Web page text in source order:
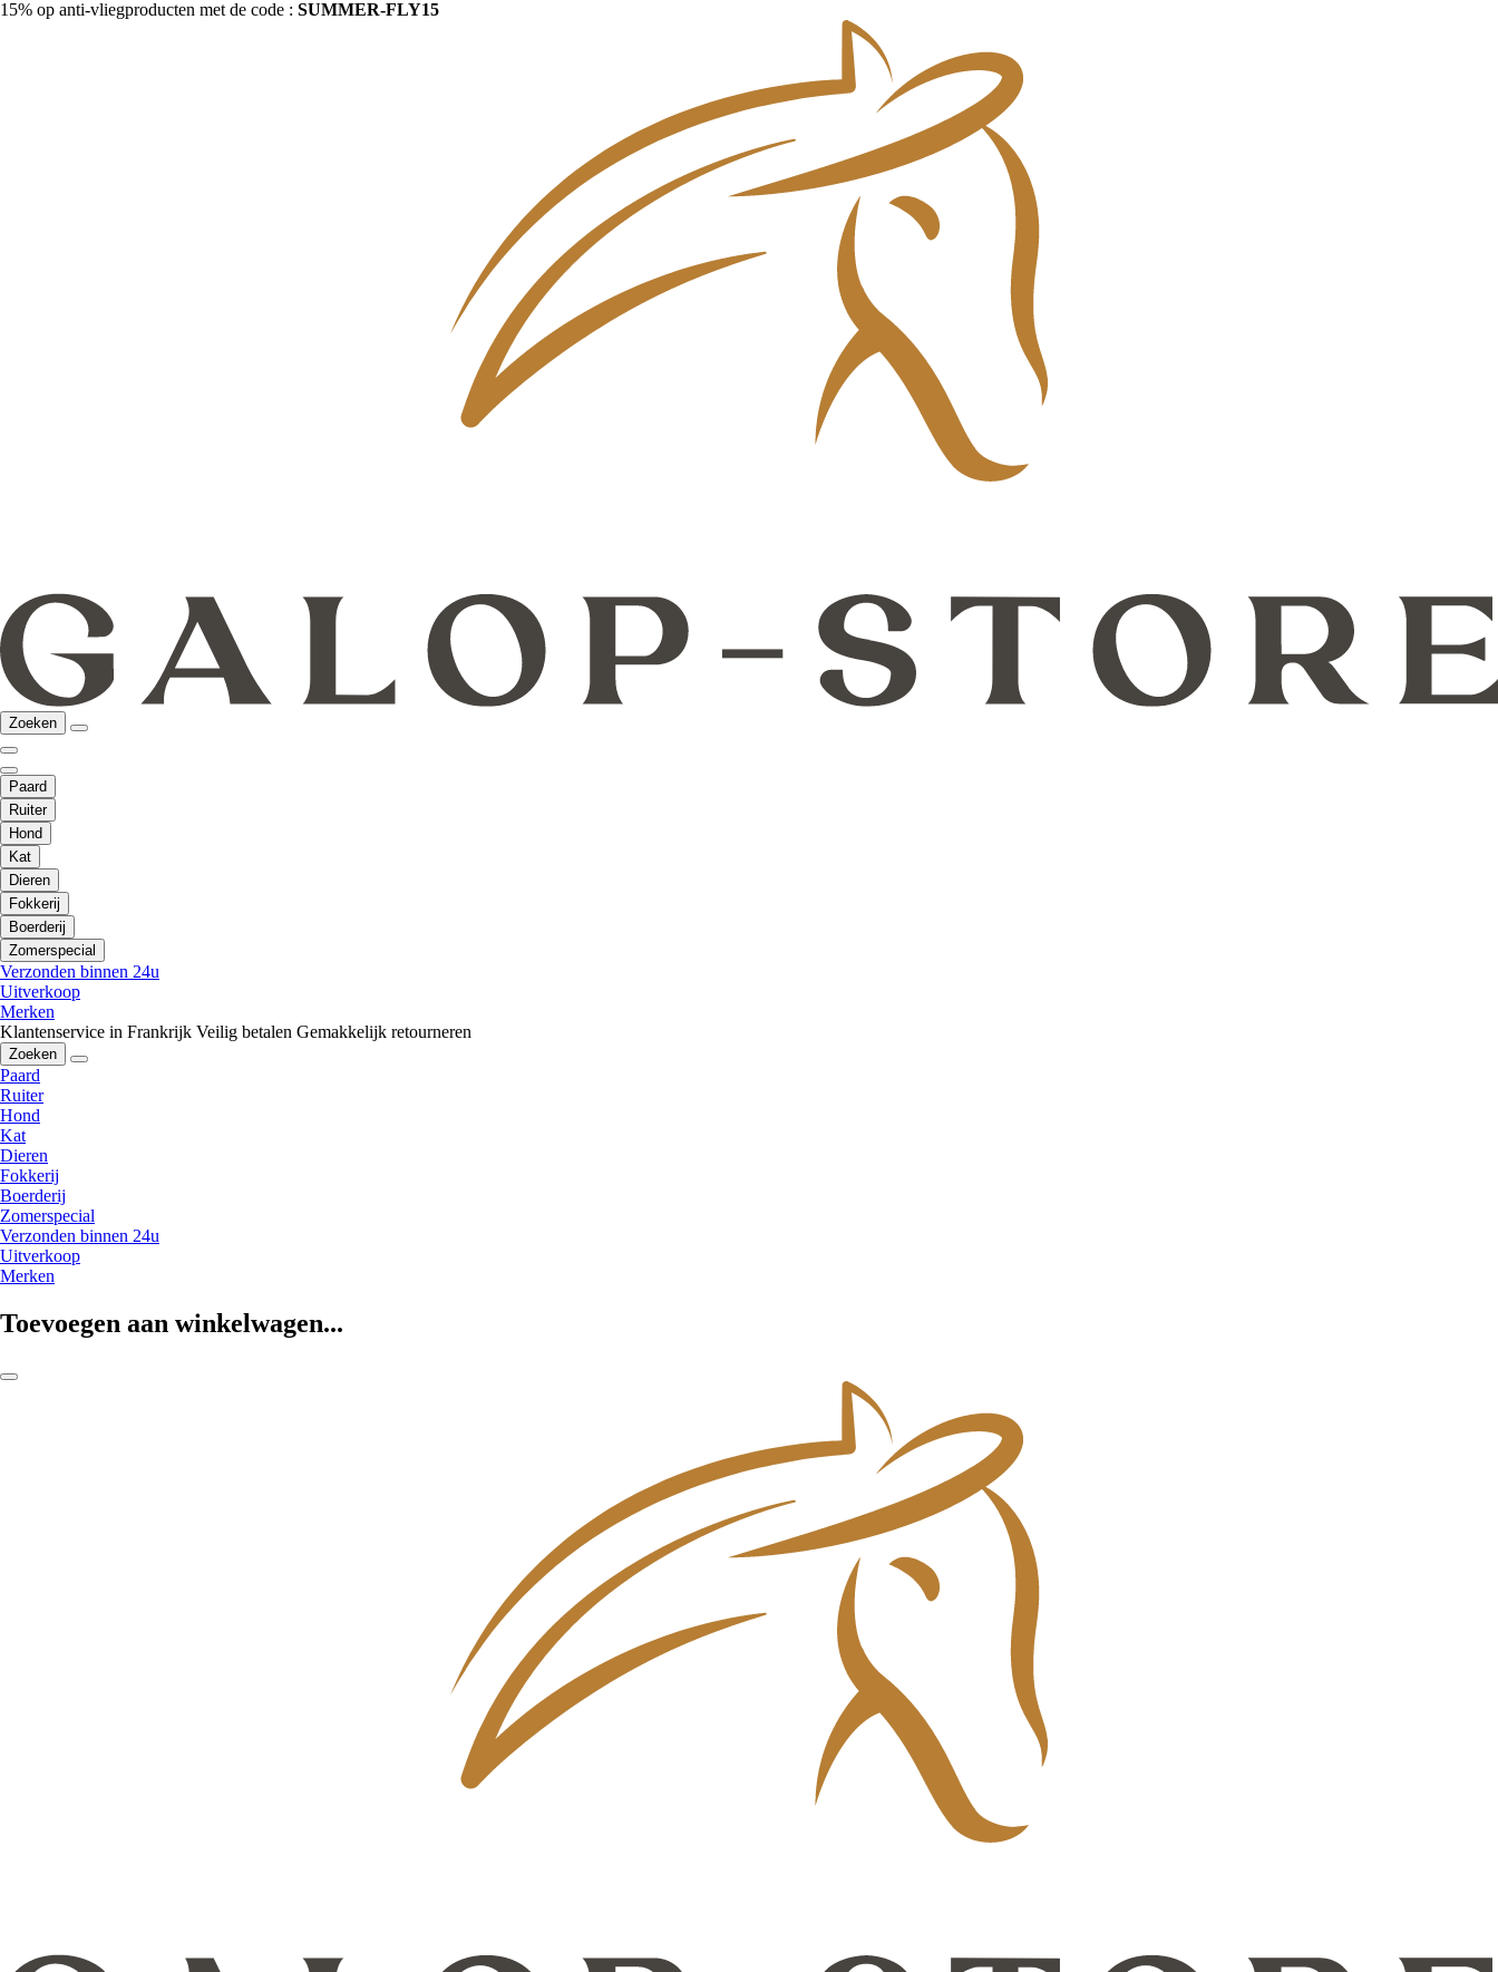
15% op anti-vliegproducten met de code : SUMMER-FLY15
Zoeken
Paard
Ruiter
Hond
Kat
Dieren
Fokkerij
Boerderij
Zomerspecial
Verzonden binnen 24u
Uitverkoop
Merken
Klantenservice in Frankrijk Veilig betalen Gemakkelijk retourneren
Zoeken
Paard
Ruiter
Hond
Kat
Dieren
Fokkerij
Boerderij
Zomerspecial
Verzonden binnen 24u
Uitverkoop
Merken
Toevoegen aan winkelwagen...